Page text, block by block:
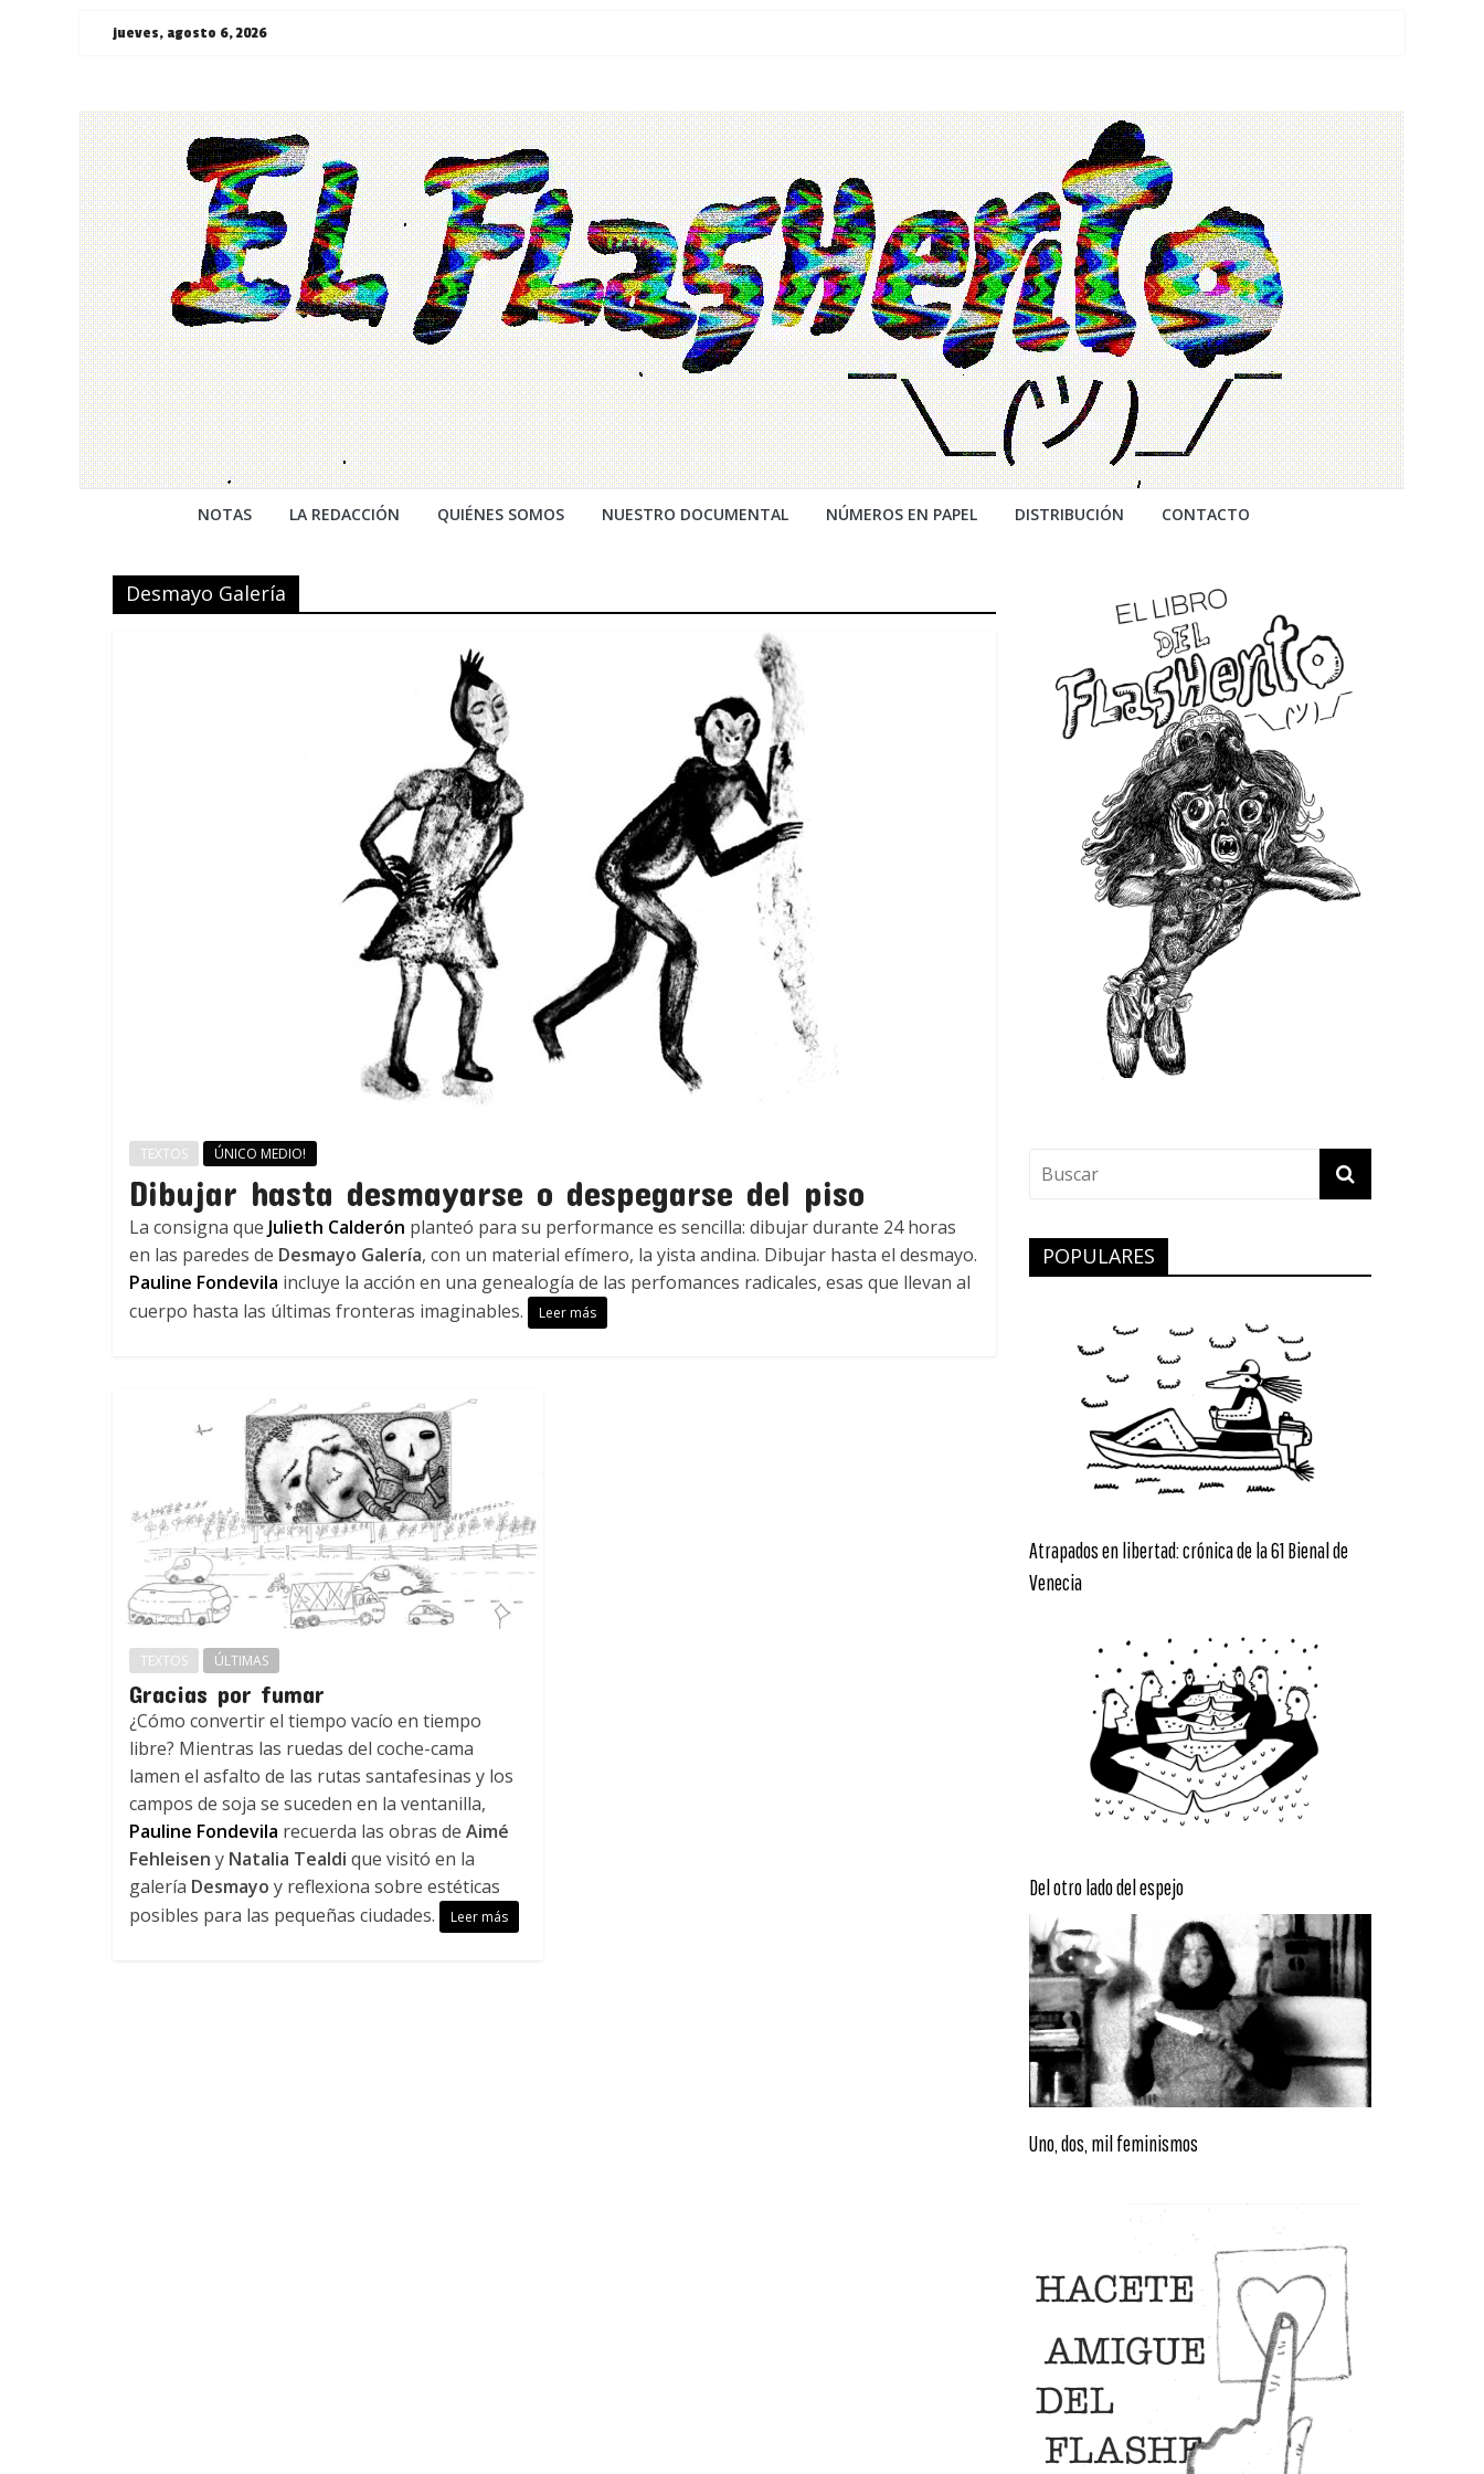
Saltarjueves, agosto 6, 2026
¯\_(ツ)_/
¯
NOTAS LA REDACCIÓN QUIÉNES SOMOS NUESTRO DOCUMENTAL NÚMEROS EN PAPEL DISTRIBUCIÓN CONTACTO
Desmayo Galería
TEXTOS ÚNICO MEDIO!
Dibujar hasta desmayarse o despegarse del piso
La consigna que Julieth Calderón planteó para su performance es sencilla: dibujar durante 24 horas
en las paredes de Desmayo Galería, con un material efímero, la yista andina. Dibujar hasta el desmayo.
Pauline Fondevila incluye la acción en una genealogía de las perfomances radicales, esas que llevan al
cuerpo hasta las últimas fronteras imaginables.
Leer más
TEXTOS ÚLTIMAS
Gracias por fumar
¿Cómo convertir el tiempo vacío en tiempo
libre? Mientras las ruedas del coche-cama
lamen el asfalto de las rutas santafesinas y los
campos de soja se suceden en la ventanilla,
Pauline Fondevila recuerda las obras de Aimé
Fehleisen y Natalia Tealdi que visitó en la
galería Desmayo y reflexiona sobre estéticas
posibles para las pequeñas ciudades.
Leer más
POPULARES
Atrapados en libertad: crónica de la 61 Bienal de
Venecia
Del otro lado del espejo
Uno, dos, mil feminismos